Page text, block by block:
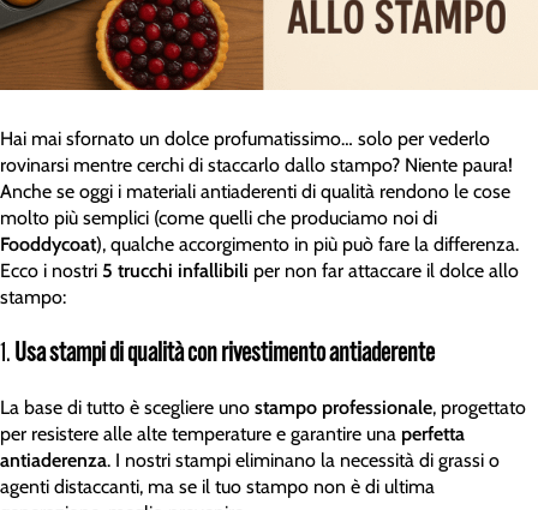
Hai mai sfornato un dolce profumatissimo… solo per vederlo
rovinarsi mentre cerchi di staccarlo dallo stampo? Niente paura!
Anche se oggi i materiali antiaderenti di qualità rendono le cose
molto più semplici (come quelli che produciamo noi di
Fooddycoat), qualche accorgimento in più può fare la differenza.
Ecco i nostri 5 trucchi infallibili per non far attaccare il dolce allo
stampo:
1.Usa stampi di qualità con rivestimento antiaderente
La base di tutto è scegliere uno stampo professionale, progettato
per resistere alle alte temperature e garantire una perfetta
antiaderenza. I nostri stampi eliminano la necessità di grassi o
agenti distaccanti, ma se il tuo stampo non è di ultima